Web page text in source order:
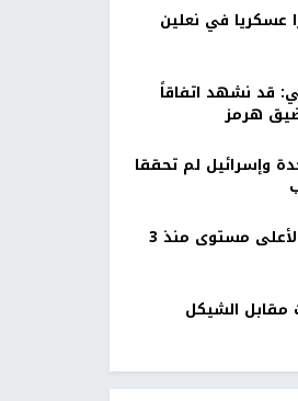
عسكريا في نعلين
قد نشهد اتفاقاً
هرمز
وإسرائيل لم تحققا
أسعار الغذاء ترتفع لأعلى مستوى منذ 3
مقابل الشيكل